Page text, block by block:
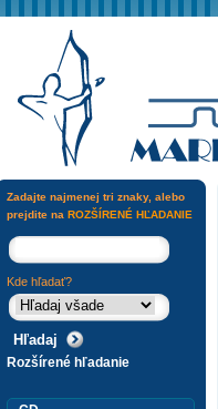
Zadajte najmenej tri znaky, alebo
prejdite na ROZŠÍRENÉ HĽADANIE
Kde hľadať?
Rozšírené hľadanie